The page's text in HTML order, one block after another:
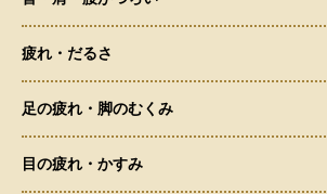
疲れ・だるさ
足の疲れ・脚のむくみ
目の疲れ・かすみ